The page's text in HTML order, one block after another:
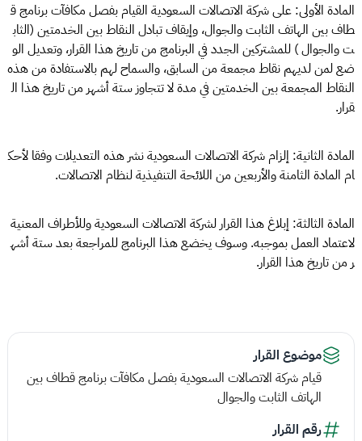
المادة الأولى: على شركة الاتصالات السعودية القيام بفصل مكافآت برنامج ق
طاف بين الهاتف الثابت والجوال، وإيقاف تبادل النقاط بين الخدمتين (الثاب
ت والجوال ) للمشتركين الجدد في البرنامج من تاريخ هذا القرار، وتعديل الو
ضع لمن لديهم نقاط مجمعة من السابق، والسماح لهم بالاستفادة من هذه
النقاط المجمعة بين الخدمتين في مدة لا تتجاوز ستة أشهر من تاريخ هذا ال
قرار.
المادة الثانية: إلزام شركة الاتصالات السعودية نشر هذه التعديلات وفقا لأحك
ام المادة الثامنة والأربعين من اللائحة التنفيذية لنظام الاتصالات.
المادة الثالثة: إبلاغ هذا القرار لشركة الاتصالات السعودية وللأطراف المعنية
لاعتماد العمل بموجبه. وسوف يخضع هذا البرنامج للمراجعة بعد ستة أشه
ر من تاريخ هذا القرار.
موضوع القرار
قيام شركة الاتصالات السعودية بفصل مكافآت برنامج قطاف بين
الهاتف الثابت والجوال
رقم القرار